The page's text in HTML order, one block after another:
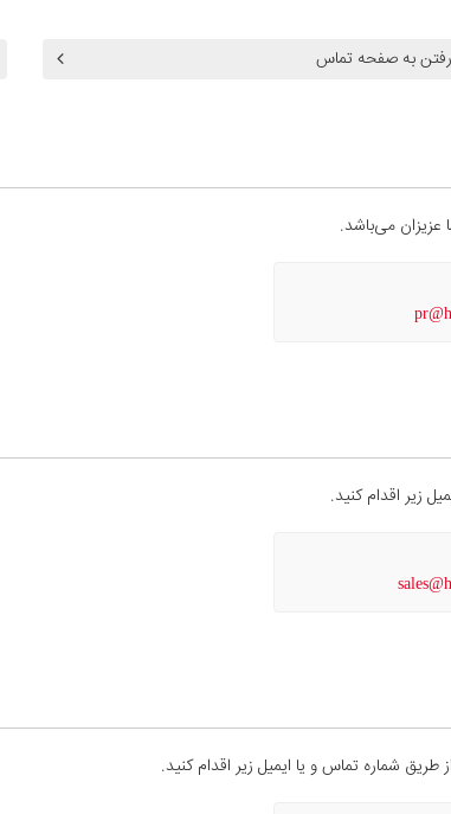
رفتن به صفحه تماس
عزیزان می‌باشد.
شماره تماس و یا ایمیل زیر اقدام کنید.